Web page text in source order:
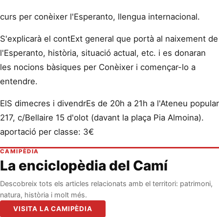
curs per conèixer l'Esperanto, llengua internacional.
S'explicarà el contExt general que portà al naixement de
l'Esperanto, història, situació actual, etc. i es donaran
les nocions bàsiques per Conèixer i començar-lo a
entendre.
ElS dimecres i divendrEs de 20h a 21h a l'Ateneu popular
217, c/Bellaire 15 d'olot (davant la plaça Pia Almoina).
aportació per classe: 3€
CAMIPÈDIA
La enciclopèdia del Camí
Descobreix tots els articles relacionats amb el territori: patrimoni,
natura, història i molt més.
VISITA LA CAMIPÈDIA